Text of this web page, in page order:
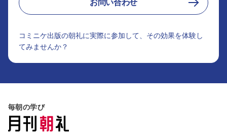
お問い合わせ
コミニケ出版の朝礼に実際に参加して、その効果を体験し
てみませんか？
毎朝の学び